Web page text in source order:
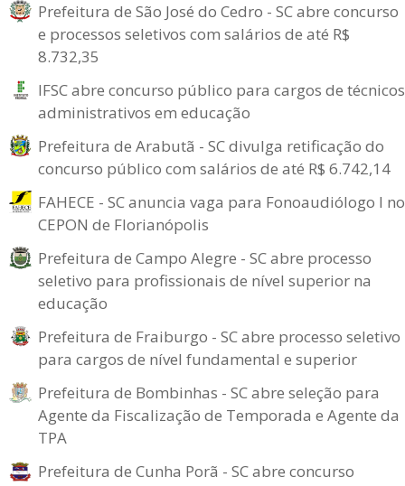
Prefeitura de São José do Cedro - SC abre concurso
e processos seletivos com salários de até R$
8.732,35
IFSC abre concurso público para cargos de técnicos
administrativos em educação
Prefeitura de Arabutã - SC divulga retificação do
concurso público com salários de até R$ 6.742,14
FAHECE - SC anuncia vaga para Fonoaudiólogo I no
CEPON de Florianópolis
Prefeitura de Campo Alegre - SC abre processo
seletivo para profissionais de nível superior na
educação
Prefeitura de Fraiburgo - SC abre processo seletivo
para cargos de nível fundamental e superior
Prefeitura de Bombinhas - SC abre seleção para
Agente da Fiscalização de Temporada e Agente da
TPA
Prefeitura de Cunha Porã - SC abre concurso